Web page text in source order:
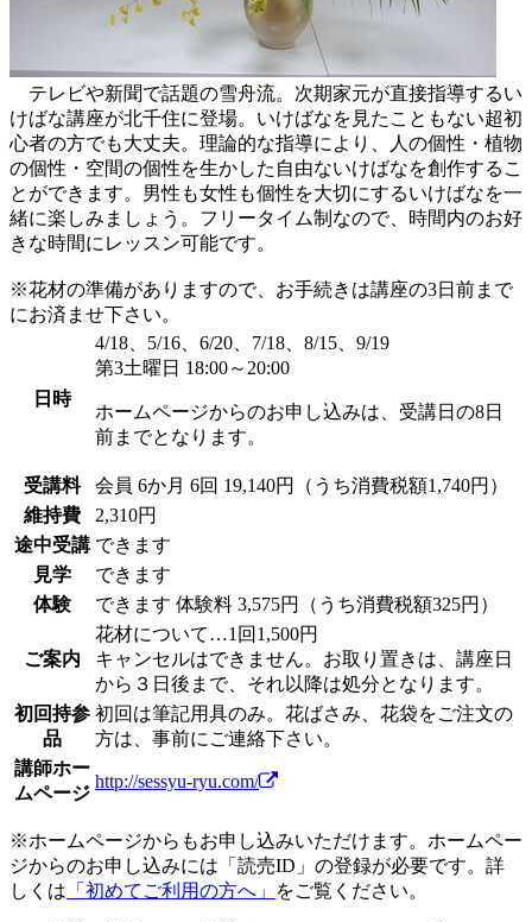
テレビや新聞で話題の雪舟流。次期家元が直接指導するい
けばな講座が北千住に登場。いけばなを見たこともない超初
心者の方でも大丈夫。理論的な指導により、人の個性・植物
の個性・空間の個性を生かした自由ないけばなを創作するこ
とができます。男性も女性も個性を大切にするいけばなを一
緒に楽しみましょう。フリータイム制なので、時間内のお好
きな時間にレッスン可能です。
※花材の準備がありますので、お手続きは講座の3日前まで
にお済ませ下さい。
日時
4/18、5/16、6/20、7/18、8/15、9/19
第3土曜日 18:00～20:00
ホームページからのお申し込みは、受講日の8日
前までとなります。
受講料 会員 6か月 6回 19,140円（うち消費税額1,740円）
維持費
2,310円
途中受講 できます
見学
できます
体験
できます 体験料 3,575円（うち消費税額325円）
ご案内
花材について…1回1,500円
キャンセルはできません。お取り置きは、講座日
から３日後まで、それ以降は処分となります。
初回持参
品
初回は筆記用具のみ。花ばさみ、花袋をご注文の
方は、事前にご連絡下さい。
講師ホー
ムページ
http://sessyu-ryu.com/
※ホームページからもお申し込みいただけます。ホームペー
ジからのお申し込みには「読売ID」の登録が必要です。詳
しくは 「初めてご利用の方へ」 をご覧ください。